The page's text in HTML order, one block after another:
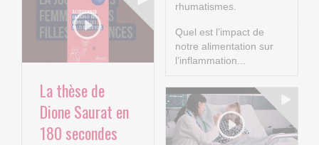
rhumatismes.
Quel est l’impact de
notre alimentation sur
l’inflammation...
La thèse de
Dione Saurat en
180 secondes